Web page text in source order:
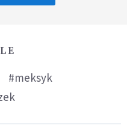
#meksyk